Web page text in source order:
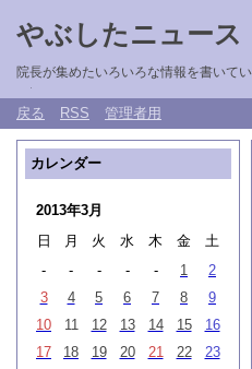
やぶしたニュース
院長が集めたいろいろな情報を書いて
戻る RSS 管理者用
カレンダー
2013年3月
日
月 火 水 木 金
土
-
- - - - 1
2
3
4 5 6 7 8
9
10
11 12 13 14 15
16
17
18 19 20 21 22
23